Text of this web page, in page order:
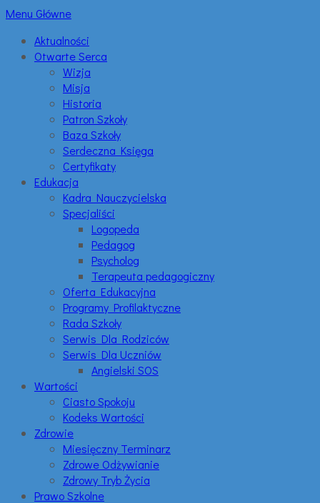
Menu Główne
Aktualności
Otwarte Serca
Wizja
Misja
Historia
Patron Szkoły
Baza Szkoły
Serdeczna Księga
Certyfikaty
Edukacja
Kadra Nauczycielska
Specjaliści
Logopeda
Pedagog
Psycholog
Terapeuta pedagogiczny
Oferta Edukacyjna
Programy Profilaktyczne
Rada Szkoły
Serwis Dla Rodziców
Serwis Dla Uczniów
Angielski SOS
Wartości
Ciasto Spokoju
Kodeks Wartości
Zdrowie
Miesięczny Terminarz
Zdrowe Odżywianie
Zdrowy Tryb Życia
Prawo Szkolne